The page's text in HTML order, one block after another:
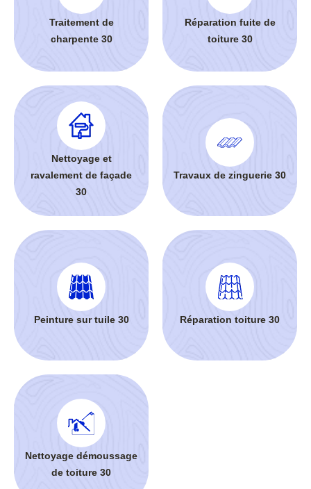
Traitement de
charpente 30
Réparation fuite de
toiture 30
Nettoyage et
ravalement de façade
30
Travaux de zinguerie 30
Peinture sur tuile 30 Réparation toiture 30
Nettoyage démoussage
de toiture 30